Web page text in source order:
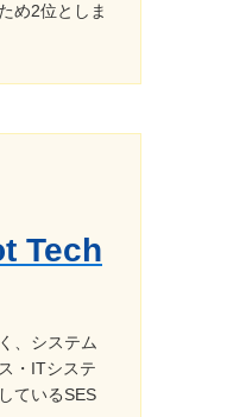
め2位としま
Tech
、システム
・ITシステ
ているSES